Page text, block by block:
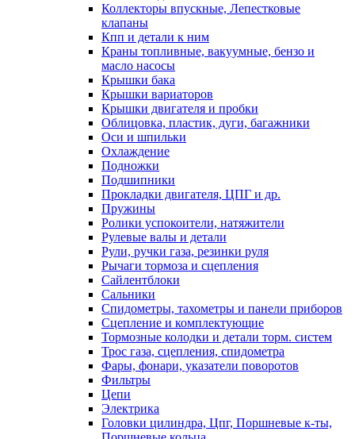
Коллекторы впускные, Лепестковые
клапаны
Кпп и детали к ним
Краны топливные, вакуумные, бензо и
масло насосы
Крышки бака
Крышки вариаторов
Крышки двигателя и пробки
Облицовка, пластик, дуги, багажники
Оси и шпильки
Охлаждение
Подножки
Подшипники
Прокладки двигателя, ЦПГ и др.
Пружины
Ролики успокоители, натяжители
Рулевые валы и детали
Рули, ручки газа, резинки руля
Рычаги тормоза и сцепления
Сайлентблоки
Сальники
Спидометры, тахометры и панели приборов
Сцепление и комплектующие
Тормозные колодки и детали торм. систем
Трос газа, сцепления, спидометра
Фары, фонари, указатели поворотов
Фильтры
Цепи
Электрика
Головки цилиндра, Цпг, Поршневые к-ты,